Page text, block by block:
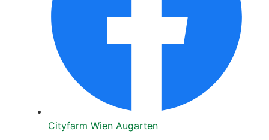
City­farm Wien Augar­ten